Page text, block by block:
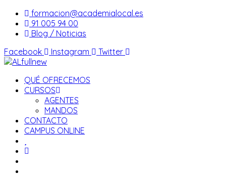
Saltar
contenido
formacion@academialocal.es
91 005 94 00
Blog / Noticias
Facebook
Instagram Twitter
QUÉ OFRECEMOS
CURSOS
AGENTES
MANDOS
CONTACTO
CAMPUS ONLINE